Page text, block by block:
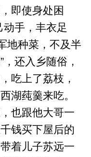
即使身处困
动手，丰衣足
地种菜，不及半
还入乡随俗，
吃上了荔枝，
湖莼羹来吃。
也跟他大哥一
钱买下屋后的
着儿子苏远一